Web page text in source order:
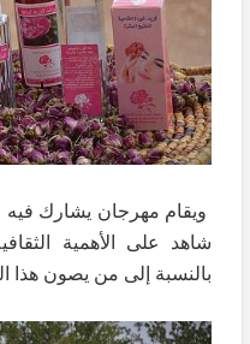
ويقام مهرجان يشارك فيه
شاهد على الأهمية
بالنسبة إلى من يصون هذا